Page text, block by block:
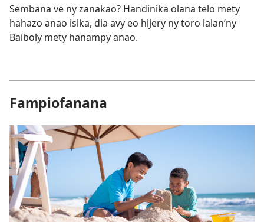
Sembana ve ny zanakao? Handinika olana telo mety
hahazo anao isika, dia avy eo hijery ny toro lalan’​ny
Baiboly mety hanampy anao.
Fampiofanana